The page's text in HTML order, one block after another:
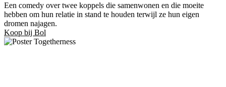
Een comedy over twee koppels die samenwonen en die moeite
hebben om hun relatie in stand te houden terwijl ze hun eigen
dromen najagen.
Koop bij Bol